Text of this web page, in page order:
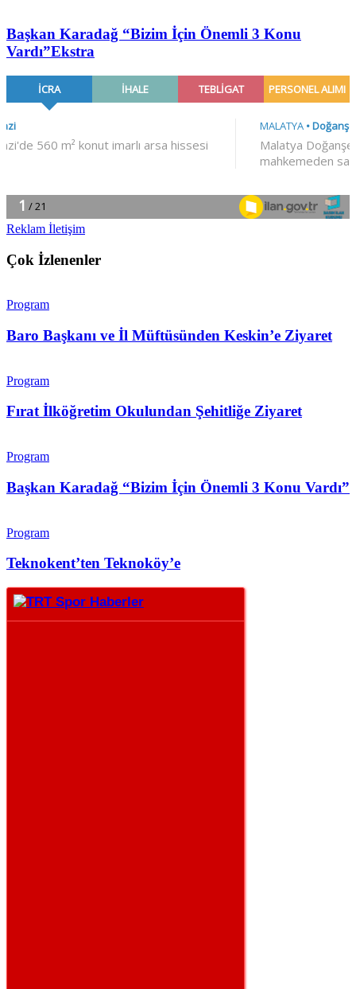
Başkan Karadağ “Bizim İçin Önemli 3 Konu
Vardı”Ekstra
Reklam İletişim
Çok İzlenenler
Program
Baro Başkanı ve İl Müftüsünden Keskin’e Ziyaret
Program
Fırat İlköğretim Okulundan Şehitliğe Ziyaret
Program
Başkan Karadağ “Bizim İçin Önemli 3 Konu Vardı”
Program
Teknokent’ten Teknoköy’e